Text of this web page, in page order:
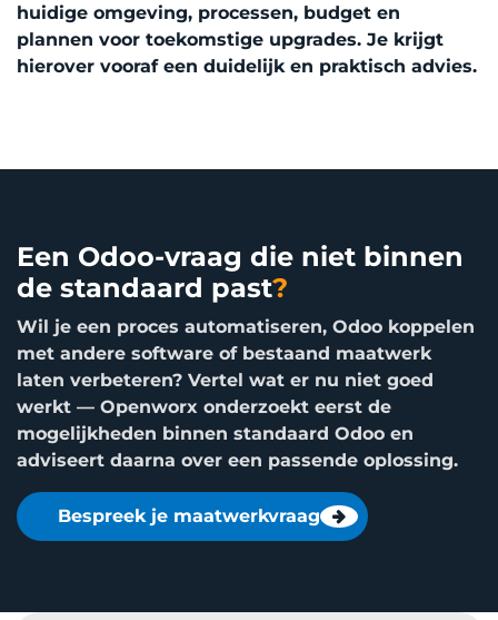
huidige omgeving, processen, budget en
plannen voor toekomstige upgrades. Je krijgt
hierover vooraf een duidelijk en praktisch advies.
Een Odoo-vraag die niet binnen
de standaard past?
Wil je een proces automatiseren, Odoo koppelen
met andere software of bestaand maatwerk
laten verbeteren? Vertel wat er nu niet goed
werkt — Openworx onderzoekt eerst de
mogelijkheden binnen standaard Odoo en
adviseert daarna over een passende oplossing.
Bespreek je maatwerkvraag